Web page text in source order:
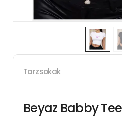
Tarzsokak
Beyaz Babby Tee